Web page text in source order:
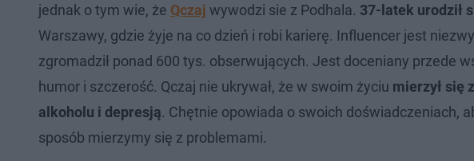
jednak o tym wie, że Qczaj wywodzi sie z Podhala. 37-latek urodził
Warszawy, gdzie żyje na co dzień i robi karierę. Influencer jest
zgromadził ponad 600 tys. obserwujących. Jest doceniany przede
humor i szczerość. Qczaj nie ukrywał, że w swoim życiu mierzył się
alkoholu i depresją. Chętnie opowiada o swoich doświadczeniach,
sposób mierzymy się z problemami.